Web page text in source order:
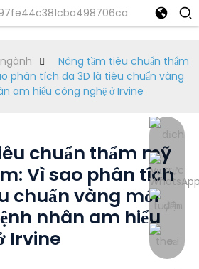
Nâng tầm tiêu chuẩn thẩm
phân tích da 3D là tiêu chuẩn vàng
am hiểu công nghệ ở Irvine
chuẩn thẩm mỹ
Vì sao phân tích
chuẩn vàng mới
nhân am hiểu
Irvine